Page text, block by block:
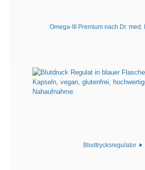
Omega-III Premium nach Dr. med.
Blodtrycksregulator